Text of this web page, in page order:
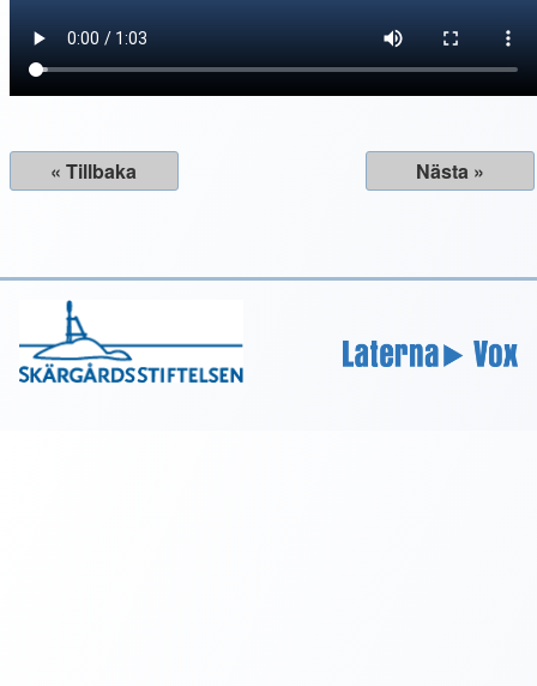
« Tillbaka Nästa »